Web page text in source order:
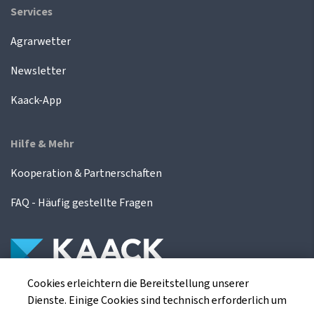
Services
Agrarwetter
Newsletter
Kaack-App
Hilfe & Mehr
Kooperation & Partnerschaften
FAQ - Häufig gestellte Fragen
Die Kaack Terminhandel GmbH ist ein
Finanzdienstleistungsinstitut für die europäischen
Cookies erleichtern die Bereitstellung unserer
Dienste. Einige Cookies sind technisch erforderlich um